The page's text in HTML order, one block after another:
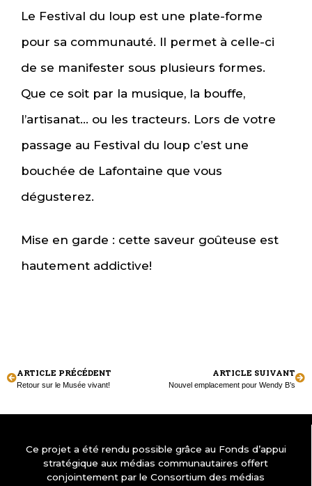
Le Festival du loup est une plate-forme
pour sa communauté. Il permet à celle-ci
de se manifester sous plusieurs formes.
Que ce soit par la musique, la bouffe,
l’artisanat… ou les tracteurs. Lors de votre
passage au Festival du loup c’est une
bouchée de Lafontaine que vous
dégusterez.
Mise en garde : cette saveur goûteuse est
hautement addictive!
ARTICLE PRÉCÉDENT
Retour sur le Musée vivant!
ARTICLE SUIVANT
Nouvel emplacement pour Wendy B’s
Ce projet a été rendu possible grâce au Fonds d’appui
stratégique aux médias communautaires offert
conjointement par le Consortium des médias